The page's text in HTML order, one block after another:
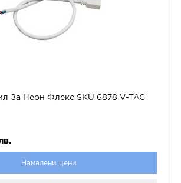
За Неон Флекс SKU 6878 V-TAC
Намалени цени